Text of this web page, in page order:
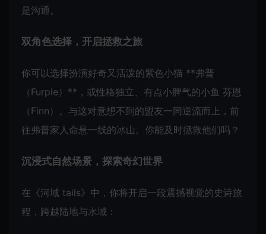
是沟通。
双角色选择，开启拯救之旅
你可以选择扮演好奇又活泼的紫色小猫 **弗普
（Furple）**，或性格独立、有点小脾气的小鱼 芬恩
（Finn）。与这对意想不到的盟友一同逆流而上，前
往弗普家人命悬一线的冰山。你能及时拯救他们吗？
沉浸式自然场景，探索奇幻世界
在《河域 tails》中，你将开启一段震撼视觉的史诗旅
程，跨越陆地与水域：